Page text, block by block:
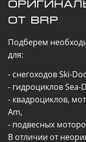
ОТ BRP
Подберем
для:
- снегоходов Ski-
- гидроциклов Sea-
- квадроциклов,
Am,
- подвесных
В отличии от